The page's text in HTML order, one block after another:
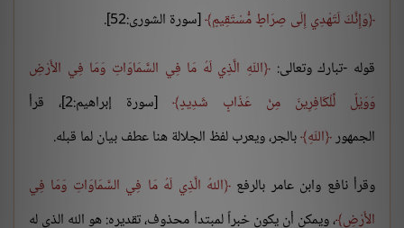
وَإِنَّكَ لَتَهْدِي إِلَى صِرَاطٍ مُّسْتَقِيمٍ [سورة الشورى:52].
قوله -تبارك وتعالى:
اللّهِ الَّذِي لَهُ مَا فِي السَّمَاوَاتِ وَمَا فِي الأَرْضِ
وَوَيْلٌ لِّلْكَافِرِينَ مِنْ عَذَابٍ شَدِيدٍ
[سورة إبراهيم:2]، قرأ
الجمهور اللّهِ بالجر، ويعرب لفظ الجلالة هنا عطف بيان لما قبله.
وقرأ نافع وابن عامر بالرفع اللهُ الَّذِي لَهُ مَا فِي السَّمَاوَاتِ وَمَا فِي
الأَرْضِ ، ويمكن أن يكون خبراً لمبتدأ محذوف، تقديره: هو الله الذي له